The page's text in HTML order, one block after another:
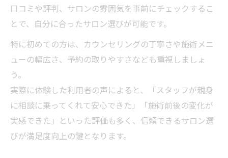
悩みに寄り添うエステ施術の選び方ポイン
ト
口コミや評判、サロンの雰囲気を事前にチェックするこ
とで、自分に合ったサロン選びが可能です。
特に初めての方は、カウンセリングの丁寧さや施術メニ
ューの幅広さ、予約の取りやすさなども重視しましょ
う。
実際に体験した利用者の声によると、「スタッフが親身
に相談に乗ってくれて安心できた」「施術前後の変化が
実感できた」といった評価も多く、信頼できるサロン選
びが満足度向上の鍵となります。